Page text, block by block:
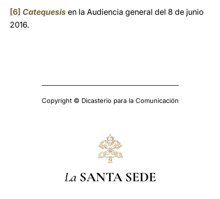
[6] Catequesis en la Audiencia general del 8 de junio
2016.
Copyright © Dicasterio para la Comunicación
La SANTA SEDE